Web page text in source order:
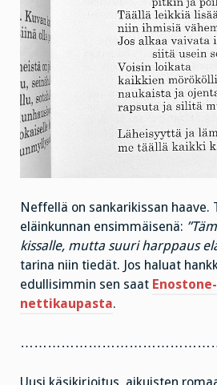
Neffellä on sankarikissan haave.
eläinkunnan ensimmäisenä:
kissalle, mutta suuri harppaus
tarina niin tiedät. Jos haluat
edullisimmin sen saat
nettikaupasta.